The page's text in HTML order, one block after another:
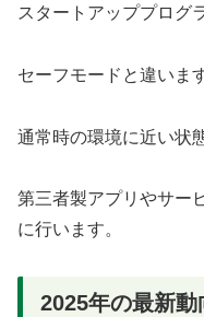
スタートアッププログ
セーフモードと違いま
通常時の環境に近い状
第三者製アプリやサー
に行います。
2025年の最新